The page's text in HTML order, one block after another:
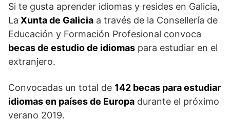
Si te gusta aprender idiomas y resides en Galicia,
La Xunta de Galicia a través de la Consellería de
Educación y Formación Profesional convoca
becas de estudio de idiomas para estudiar en el
extranjero.
Convocadas un total de 142 becas para estudiar
idiomas en países de Europa durante el próximo
verano 2019.